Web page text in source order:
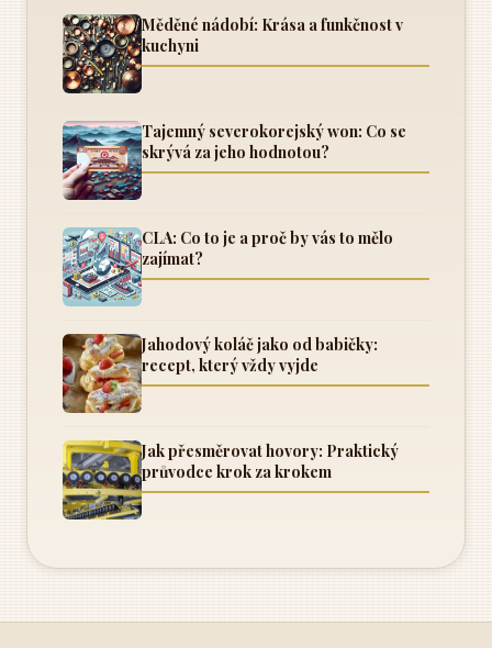
Měděné nádobí: Krása a funkčnost v
kuchyni
Tajemný severokorejský won: Co se
skrývá za jeho hodnotou?
CLA: Co to je a proč by vás to mělo
zajímat?
Jahodový koláč jako od babičky:
recept, který vždy vyjde
Jak přesměrovat hovory: Praktický
průvodce krok za krokem